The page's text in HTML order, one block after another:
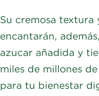
Su cremosa textura
encantarán,
azucar añadida y
miles de millones
para tu bienestar